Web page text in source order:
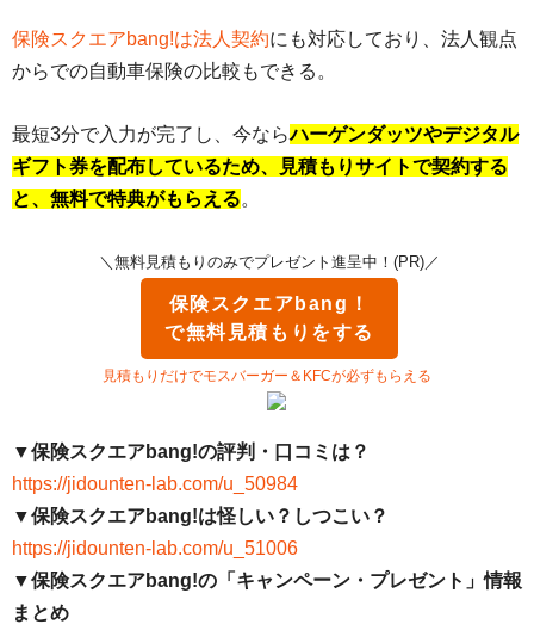
保険スクエアbang!は法人契約にも対応しており、法人観点
からでの自動車保険の比較もできる。
最短3分で入力が完了し、今ならハーゲンダッツやデジタル
ギフト券を配布しているため、見積もりサイトで契約する
と、無料で特典がもらえる。
＼無料見積もりのみでプレゼント進呈中！(PR)／
保険スクエアbang！
で無料見積もりをする
見積もりだけでモスバーガー＆KFCが必ずもらえる
▼保険スクエアbang!の評判・口コミは？
https://jidounten-lab.com/u_50984
▼保険スクエアbang!は怪しい？しつこい？
https://jidounten-lab.com/u_51006
▼保険スクエアbang!の「キャンペーン・プレゼント」情報
まとめ